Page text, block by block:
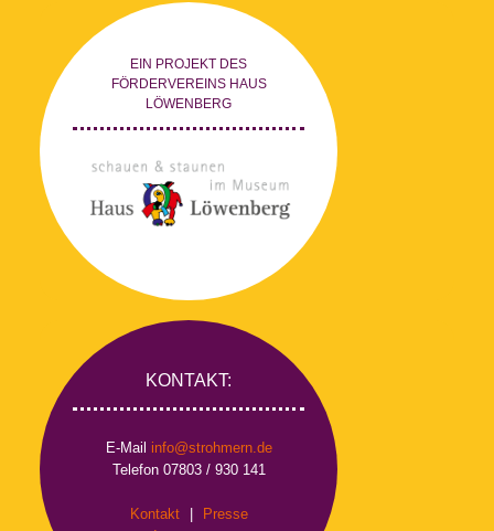
EIN PROJEKT DES
FÖRDERVEREINS HAUS
LÖWENBERG
KONTAKT:
E-Mail info@strohmern.de
Telefon 07803 / 930 141
Kontakt
Presse